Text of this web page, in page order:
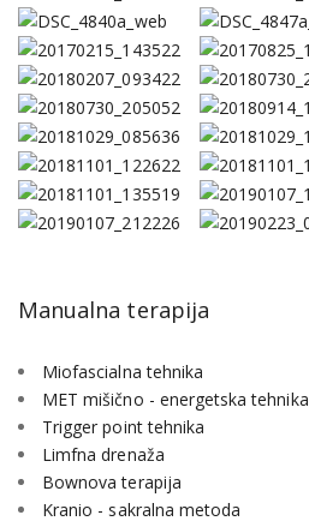
Manualna terapija
Miofascialna tehnika
MET mišično - energetska tehnika
Trigger point tehnika
Limfna drenaža
Bownova terapija
Kranio - sakralna metoda